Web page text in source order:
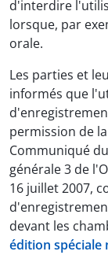
d'interdire
lorsque, par
orale.
Les parties et
informés que
permission de
Communiqué
générale 3 de
16 juillet 2007,
devant les
édition spéciale